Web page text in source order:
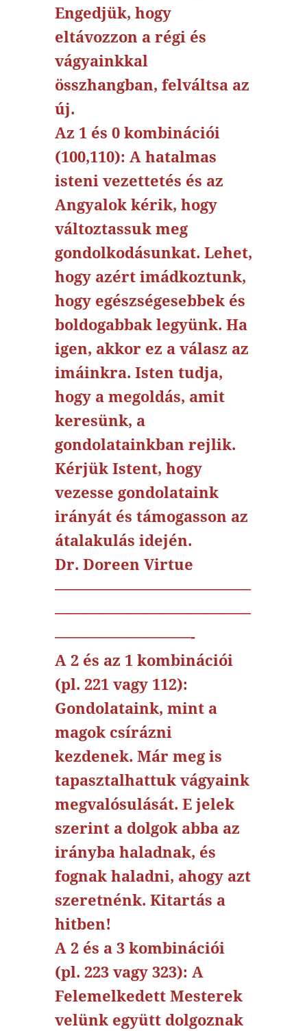
Engedjük, hogy
eltávozzon a régi és
vágyainkkal
összhangban, felváltsa az
új.
Az 1 és 0 kombinációi
(100,110): A hatalmas
isteni vezettetés és az
Angyalok kérik, hogy
változtassuk meg
gondolkodásunkat. Lehet,
hogy azért imádkoztunk,
hogy egészségesebbek és
boldogabbak legyünk. Ha
igen, akkor ez a válasz az
imáinkra. Isten tudja,
hogy a megoldás, amit
keresünk, a
gondolatainkban rejlik.
Kérjük Istent, hogy
vezesse gondolataink
irányát és támogasson az
átalakulás idején.
Dr. Doreen Virtue
—————————————
—————————————
—————————-
A 2 és az 1 kombinációi
(pl. 221 vagy 112):
Gondolataink, mint a
magok csírázni
kezdenek. Már meg is
tapasztalhattuk vágyaink
megvalósulását. E jelek
szerint a dolgok abba az
irányba haladnak, és
fognak haladni, ahogy azt
szeretnénk. Kitartás a
hitben!
A 2 és a 3 kombinációi
(pl. 223 vagy 323): A
Felemelkedett Mesterek
velünk együtt dolgoznak